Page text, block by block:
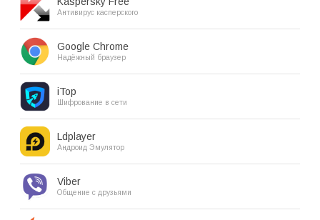
Антивирус касперского
Google Chrome
Надёжный браузер
iTop
Шифрование в сети
Ldplayer
Андроид Эмулятор
Viber
Общение с друзьями